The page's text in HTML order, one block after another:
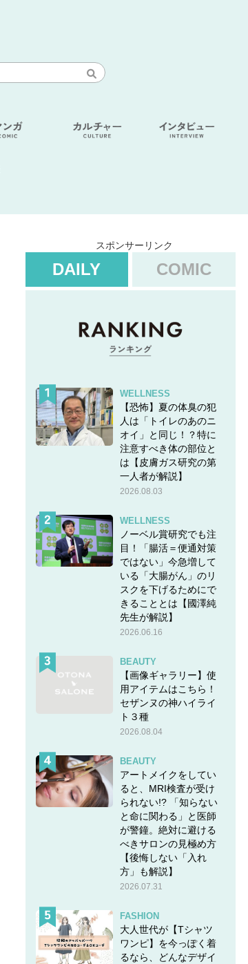
スポンサーリンク
DAILY COMIC
WELLNESS
【恐怖】夏の体臭の犯
人は「トイレのあのニ
オイ」と同じ！？特に
注意すべき体の部位と
は【皮膚ガス研究の第
一人者が解説】
2026.08.03
WELLNESS
ノーベル賞研究でも注
目！「腸活＝便通対策
ではない」今急増して
いる「大腸がん」のリ
スクを下げるためにで
きることとは【國澤純
先生が解説】
2026.06.16
BEAUTY
【画像ギャラリー】使
用アイテムはこちら！
セザンヌの神ハイライ
ト３種
2026.08.04
BEAUTY
アートメイクをしてい
ると、MRI検査が受け
られない!? 「知らない
と命に関わる」と医師
が警鐘。絶対に避ける
べきサロンの見極め方
【後悔しない「入れ
方」も解説】
2026.07.31
FASHION
大人世代が【Tシャツ
ワンピ】を今っぽく着
るなら、どんなデザイ